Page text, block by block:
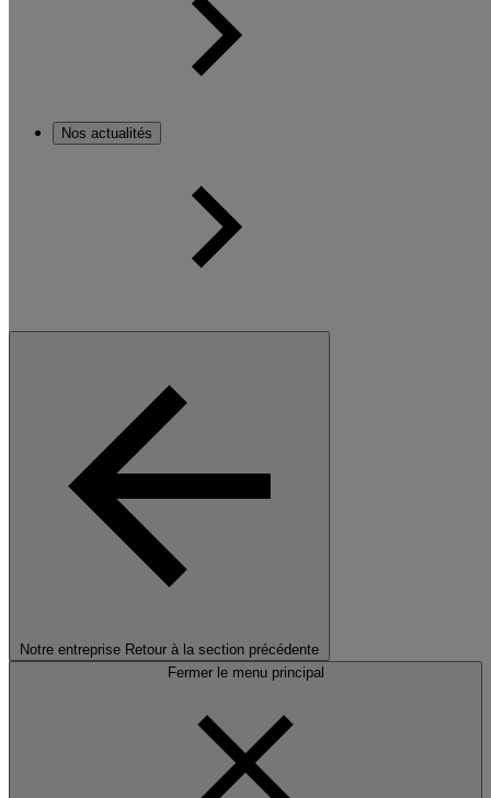
Nos actualités
Notre entreprise Retour à la section précédente
Fermer le menu principal